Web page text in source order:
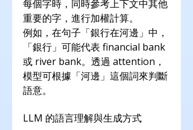
每個字時，同時參考上下文中其他
重要的字，進行加權計算。
例如，在句子「銀行在河邊」中，
「銀行」可能代表 financial bank
或 river bank。透過 attention，
模型可根據「河邊」這個詞來判斷
語意。
LLM 的語言理解與生成方式